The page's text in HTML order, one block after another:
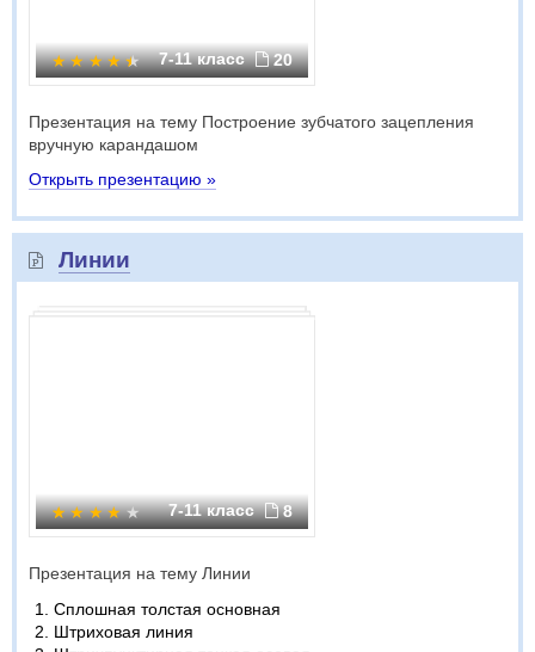
7-11 класс 20
Презентация на тему Построение зубчатого зацепления
вручную карандашом
Открыть презентацию »
Линии
7-11 класс 8
Презентация на тему Линии
Сплошная толстая основная
Штриховая линия